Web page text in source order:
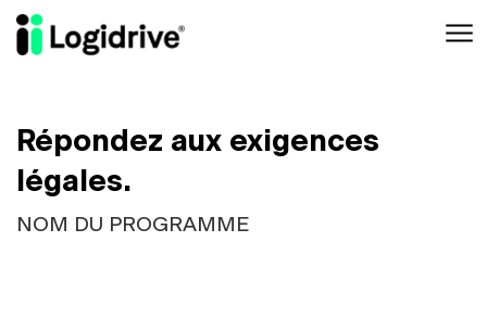
Aller au contenu principal
Répondez aux exigences
légales.
NOM DU PROGRAMME